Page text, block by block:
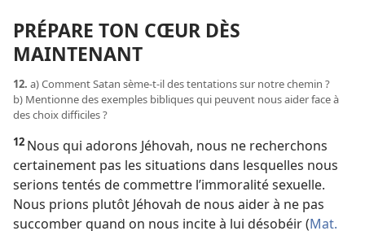
PRÉPARE TON CŒUR DÈS
MAINTENANT
12. a) Comment Satan sème-t-il des tentations sur notre chemin ?
b) Mentionne des exemples bibliques qui peuvent nous aider face à
des choix difficiles ?
12 Nous qui adorons Jéhovah, nous ne recherchons
certainement pas les situations dans lesquelles nous
serions tentés de commettre l’immoralité sexuelle.
Nous prions plutôt Jéhovah de nous aider à ne pas
succomber quand on nous incite à lui désobéir (Mat.